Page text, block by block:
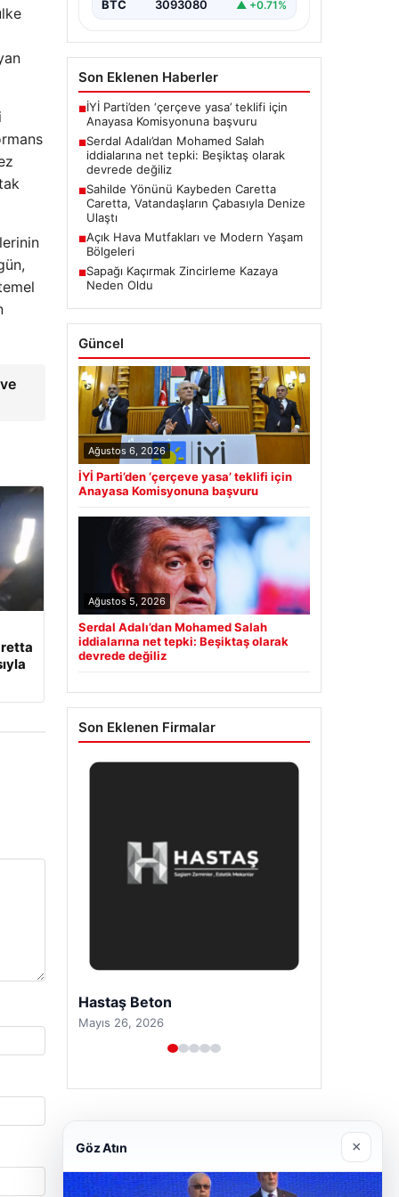
BTC 3093080 ▲ +0.71%
Son Eklenen Haberler
■İYİ Parti’den ‘çerçeve yasa’ teklifi için
Anayasa Komisyonuna başvuru
■Serdal Adalı’dan Mohamed Salah
iddialarına net tepki: Beşiktaş olarak
devrede değiliz
■Sahilde Yönünü Kaybeden Caretta
Caretta, Vatandaşların Çabasıyla Denize
Ulaştı
■Açık Hava Mutfakları ve Modern Yaşam
Bölgeleri
■Sapağı Kaçırmak Zincirleme Kazaya
Neden Oldu
Güncel
Ağustos 6, 2026
İYİ Parti’den ‘çerçeve yasa’ teklifi için
Anayasa Komisyonuna başvuru
Ağustos 5, 2026
Serdal Adalı’dan Mohamed Salah
iddialarına net tepki: Beşiktaş olarak
devrede değiliz
Son Eklenen Firmalar
Prenses Night Club
Nisan 29, 2026
Göz Atın ×